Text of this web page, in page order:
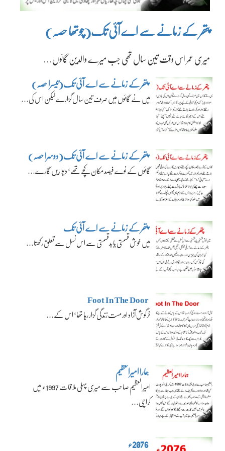
پتھر کے زمانے سے اے آئی تک(چوتھا حصہ)
میری عمر اس وقت تین سال تھی جب میرے والدین گائوں…
پتھر کے زمانے سے اے آئی تک(تیسرا حصہ)
میں نے گائوں میں صرف تین سال گزارے لیکن اس کی…
پتھر کے زمانے سے اے آئی تک(دوسرا حصہ)
گائوں کے نوے فیصد مکان کچے تھے‘ دیواریں گارے…
پتھر کے زمانے سے اے آئی تک
میں خوش قسمتی یا بدقسمتی سے اس نسل سے تعلق رکھتا…
Foot In The Door
خرگوش آزاد اور مست زندگی گزار رہا تھا‘ اس کے…
ہمارا امیرالعظیم
امیرالعظیم صاحب سے میری پہلی ملاقات 1997ء میں
کراچی…
2076ء